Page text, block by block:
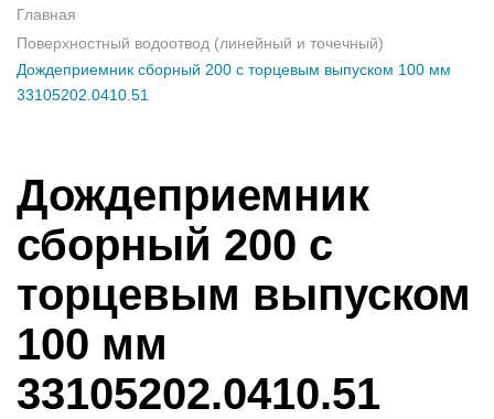
Главная
Поверхностный водоотвод (линейный и точечный)
Дождеприемник сборный 200 с торцевым выпуском 100 мм
33105202.0410.51
Дождеприемник
сборный 200 с
торцевым выпуском
100 мм
33105202.0410.51